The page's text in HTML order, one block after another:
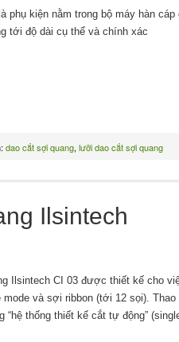
phụ kiện nằm trong bộ máy hàn cáp
tới độ dài cụ thể và chính xác
dao cắt sợi quang, lưỡi dao cắt sợi quang
Ilsintech
Ilsintech CI 03 được thiết kế cho
mode và sợi ribbon (tới 12 sọi).
“hệ thống thiết kế cắt tự động”